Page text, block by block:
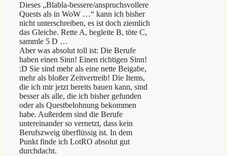
Dieses „Blabla-bessere/anspruchsvollere
Quests als in WoW …“ kann ich bisher
nicht unterschreiben, es ist doch ziemlich
das Gleiche. Rette A, begleite B, töte C,
sammle 5 D …
Aber was absolut toll ist: Die Berufe
haben einen Sinn! Einen richtigen Sinn!
:D Sie sind mehr als eine nette Beigabe,
mehr als bloßer Zeitvertreib! Die Items,
die ich mir jetzt bereits bauen kann, sind
besser als alle, die ich bisher gefunden
oder als Questbelohnung bekommen
habe. Außerdem sind die Berufe
untereinander so vernetzt, dass kein
Berufszweig überflüssig ist. In dem
Punkt finde ich LotRO absolut gut
durchdacht.